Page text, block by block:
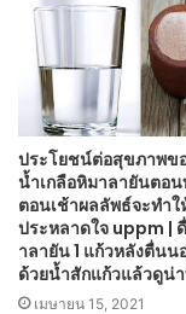
ประโยชน์ต่อสุขภาพข
น้ำเกลือหิมาลายันตอน
ตอนเช้าผลลัพธ์จะทำ
ประหลาดใจ uppm |
าลายัน 1 แก้วหลังตื่นน
ด้วยน้ำสักแก้วแล้วดูน่
เมษายน 15, 2021